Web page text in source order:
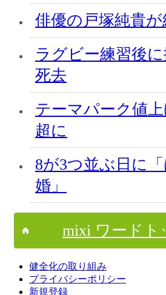
俳優の戸塚純貴
ラグビー練習後
死去
テーマパーク値
超に
8が3つ並ぶ日に
婚」
mixi ワードト
健全化の取り組み
プライバシーポリシー
新規登録